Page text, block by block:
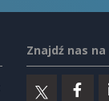
Znajdź nas na